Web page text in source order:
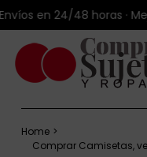
Saltar
al
contenido
24/48 horas · Mejor
Tienda Online
Productos
Home
Comprar Camisetas,